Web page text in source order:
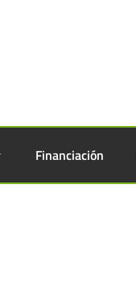
Financiación